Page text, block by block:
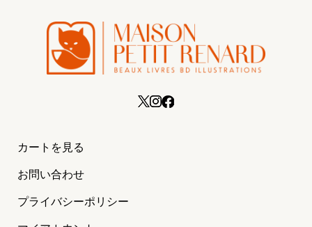
カートを見る
お問い合わせ
プライバシーポリシー